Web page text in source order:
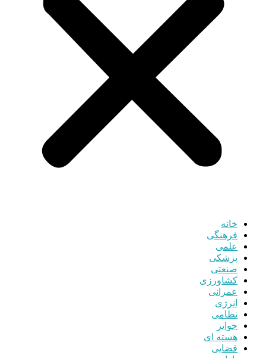
خانه
فرهنگی
علمی
پزشکی
صنعتی
کشاورزی
عمرانی
انرژی
نظامی
جوایز
هسته ای
قضایی